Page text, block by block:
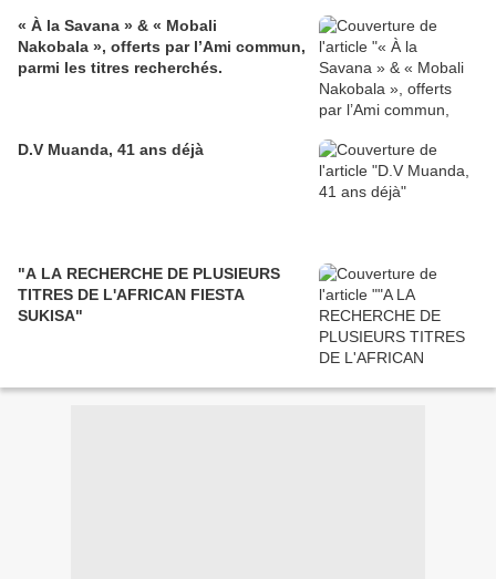
« À la Savana » & « Mobali
Nakobala », offerts par l’Ami commun,
parmi les titres recherchés.
D.V Muanda, 41 ans déjà
"A LA RECHERCHE DE PLUSIEURS
TITRES DE L'AFRICAN FIESTA
SUKISA"